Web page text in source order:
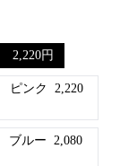
2,220円
ピンク
2,220
ブルー 2,080